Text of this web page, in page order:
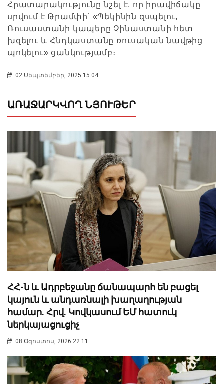
Հրատարակությունը նշել է, որ իրավիճակը
սրվում է Թրամփի՝ «Պեկինին զսպելու,
Ռուսաստանի կապերը Չինաստանի հետ
խզելու և Հնդկաստանը ռուսական նավթից
պոկելու» ցանկությամբ։
02 Սեպտեմբեր, 2025 15:04
ԱՌԱՋԱՐԿՎՈՂ ՆՅՈՒԹԵՐ
ՀՀ-ն և Ադրբեջանը ճանապարհ են բացել
կայուն և անդառնալի խաղաղության
համար. Հրվ. Կովկասում ԵՄ հատուկ
ներկայացուցիչ
08 Օգոստոս, 2026 22:11